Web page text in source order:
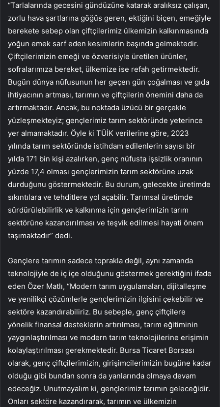
“Tarlalarında gecesini gündüzüne katarak aralıksız çalışan,
zorlu hava şartlarına göğüs geren, ektiğini biçen, emeğiyle
berekete sebep olan çiftçilerimiz ülkemizin kalkınmasında
yoğun emek sarf eden kesimlerin başında gelmektedir.
Çiftçilerimizin emeği ve özverisiyle üretilen ürünler,
sofralarımıza bereket, ülkemize ise refah getirmektedir.
Bugün dünya nüfusunun her geçen gün çoğalması ve gıda
ihtiyacının artması, tarımın ve çiftçilerin önemini daha da
artırmaktadır. Ancak, bu noktada üzücü bir gerçekle
yüzleşmekteyiz; gençlerimiz tarım sektöründe yeterince
yer almamaktadır. Öyle ki TÜİK verilerine göre, 2023
yılında tarım sektöründe istihdam edilenlerin sayısı bir
yılda 171 bin kişi azalırken, genç nüfusta işsizlik oranının
yüzde 17,4 olması gençlerimizin tarım sektörüne uzak
durduğunu göstermektedir. Bu durum, gelecekte üretimde
sıkıntılara ve tehditlere yol açabilir. Tarımsal üretimde
sürdürülebilirlik ve kalkınma için gençlerimizin tarım
sektörüne kazandırılması ve teşvik edilmesi hayati önem
taşımaktadır” dedi.
Gençlere tarımın sadece toprakla değil, aynı zamanda
teknolojiyle de iç içe olduğunu göstermek gerektiğini ifade
eden Özer Matlı, “Modern tarım uygulamaları, dijitalleşme
ve yenilikçi çözümlerle gençlerimizin ilgisini çekebilir ve
sektöre kazandırabiliriz. Bu sebeple, genç çiftçilere
yönelik finansal desteklerin artırılması, tarım eğitiminin
yaygınlaştırılması ve modern tarım teknolojilerine erişimin
kolaylaştırılması gerekmektedir. Bursa Ticaret Borsası
olarak, genç çiftçilerimizin, girişimcilerimizin bugüne kadar
olduğu gibi bundan sonra da yanlarında olmaya devam
edeceğiz. Unutmayalım ki, gençlerimiz tarımın geleceğidir.
Onları sektöre kazandırarak, tarımın ve ülkemizin